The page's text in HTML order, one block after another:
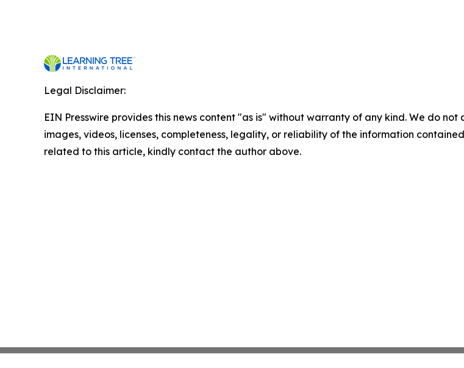
Legal Disclaimer:
EIN Presswire provides this news content "as is" without warranty of any kind. We do
images, videos, licenses, completeness, legality, or reliability of the information
related to this article, kindly contact the author above.